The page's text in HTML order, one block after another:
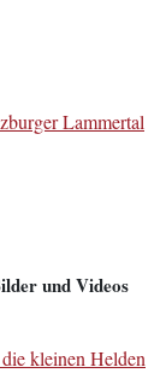
Lammertal
und Videos
kleinen Helden